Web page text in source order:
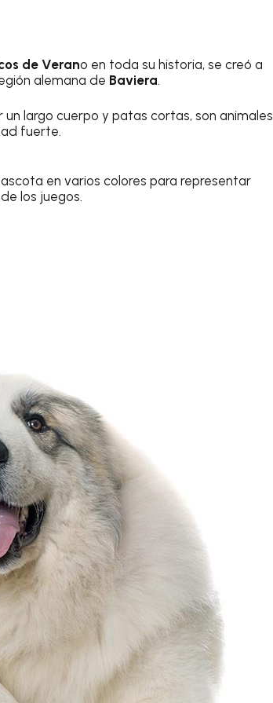
de Verano en toda su historia, se creó a
alemana de Baviera.
largo cuerpo y patas cortas, son animales
fuerte.
en varios colores para representar
los juegos.